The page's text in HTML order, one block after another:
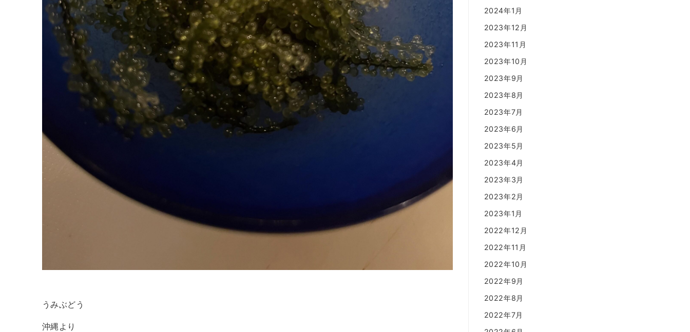
うみぶどう
沖縄より
2024年1月
2023年12月
2023年11月
2023年10月
2023年9月
2023年8月
2023年7月
2023年6月
2023年5月
2023年4月
2023年3月
2023年2月
2023年1月
2022年12月
2022年11月
2022年10月
2022年9月
2022年8月
2022年7月